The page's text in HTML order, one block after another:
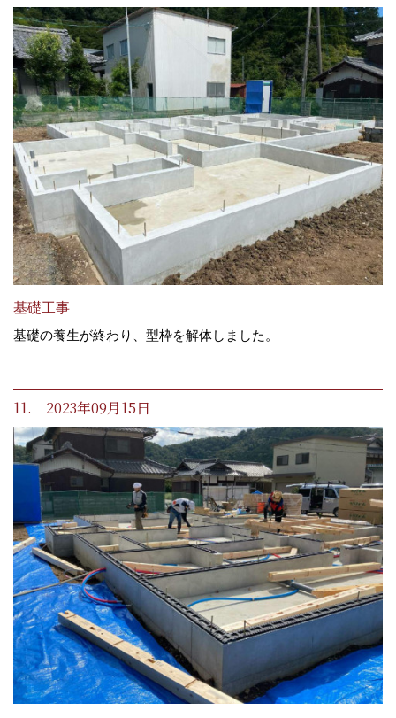
基礎工事
基礎の養生が終わり、型枠を解体しました。
11. 2023年09月15日